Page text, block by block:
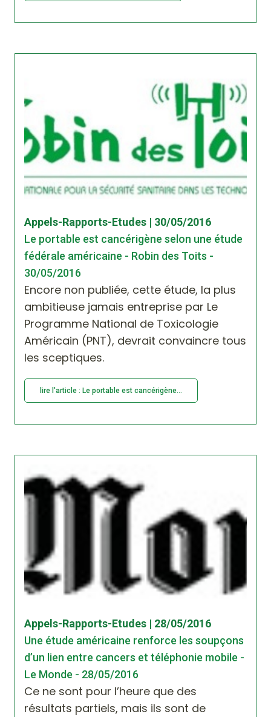
Appels-Rapports-Etudes | 30/05/2016
Le portable est cancérigène selon une étude
fédérale américaine - Robin des Toits -
30/05/2016
Encore non publiée, cette étude, la plus
ambitieuse jamais entreprise par Le
Programme National de Toxicologie
Américain (PNT), devrait convaincre tous
les sceptiques.
lire l'article : Le portable est cancérigène...
Appels-Rapports-Etudes | 28/05/2016
Une étude américaine renforce les soupçons
d’un lien entre cancers et téléphonie mobile -
Le Monde - 28/05/2016
Ce ne sont pour l’heure que des
résultats partiels, mais ils sont de